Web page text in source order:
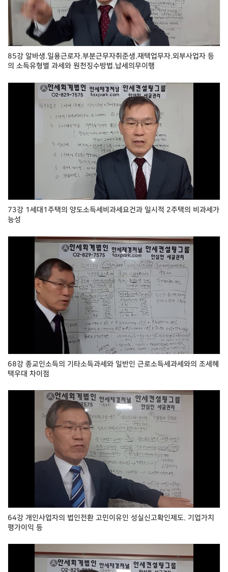
85강 알바생.일용근로자.부분근무자취준생.재택업무자.외부사업자 등
의 소득유형별 과세와 원천징수방법.납세의무이행
73강 1세대1주택의 양도소득세비과세요건과 일시적 2주택의 비과세가
능성
68강 종교인소득의 기타소득과세와 일반인 근로소득세과세와의 조세혜
택우대 차이점
64강 개인사업자의 법인전환 고민이유인 성실신고확인제도. 기업가치
평가이익 등